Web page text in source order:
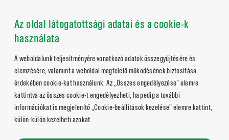
Az oldal látogatottsági adatai és a cookie-k
használata
A weboldalunk teljesítményére vonatkozó adatok összegyűjtésére és
elemzésére, valamint a weboldal megfelelő működésének biztosítása
érdekében cookie-kat használunk. Az „Összes engedélyezése” elemre
kattintva az összes cookie-t engedélyezheti, ha pedig a további
információkat is megjelenítő „Cookie-beállítások kezelése” elemre kattint,
külön-külön kezelheti azokat.